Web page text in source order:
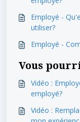
Employé -
utiliser?
Employé -
Vous
Vidéo :
employé?
Vidéo :